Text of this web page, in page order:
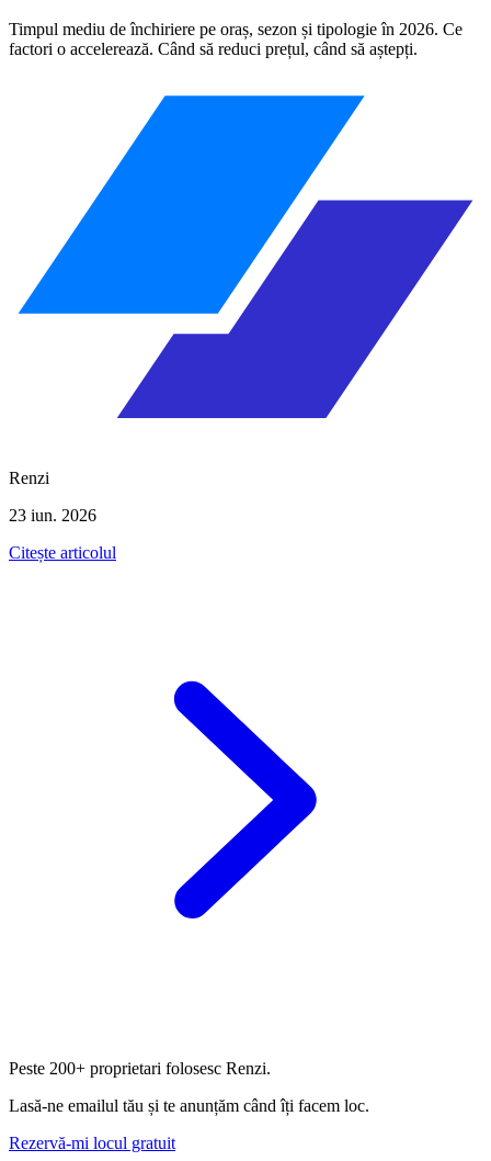
Timpul mediu de închiriere pe oraș, sezon și tipologie în 2026. Ce
factori o accelerează. Când să reduci prețul, când să aștepți.
Renzi
23 iun. 2026
Citește articolul
Peste 200+ proprietari folosesc Renzi.
Lasă-ne emailul tău și te anunțăm când îți facem loc.
Rezervă-mi locul gratuit